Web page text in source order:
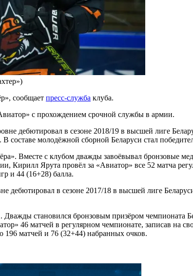
сообщает пресс-служба клуба.
с прохождением срочной службы в армии.
дебютировал в сезоне 2018/19 в высшей лиге
составе молодёжной сборной Беларуси стал
Вместе с клубом дважды завоёвывал бронзовые
Кирилл Ярута провёл за «Авиатор» все 52 матча
и 44 (16+28) балла.
в сезоне 2017/18 в высшей лиге
Дважды становился бронзовым призёром
46 матчей в регулярном чемпионате, записав на
196 матчей и 76 (32+44) набранных очков.